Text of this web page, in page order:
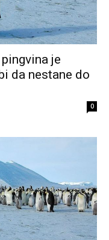
je
da nestane do
0